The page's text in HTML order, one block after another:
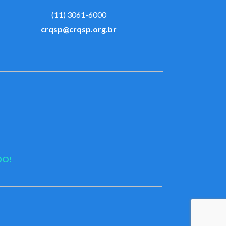
(11) 3061-6000
crqsp@crqsp.org.br